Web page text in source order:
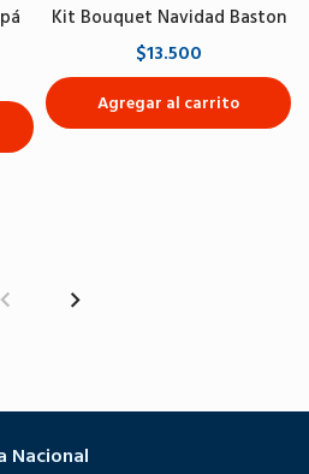
Kit Bouquet Navidad Baston
$13.500
Agregar al carrito
Nacional